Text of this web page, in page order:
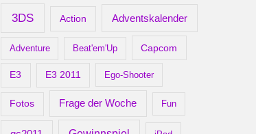
3DS Action Adventskalender
Adventure Beat'em'Up Capcom
E3 E3 2011 Ego-Shooter
Fotos Frage der Woche Fun